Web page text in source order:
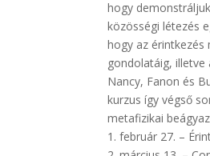
hogy
közösségi létezés
hogy az
gondolatáig, illetve
Nancy, Fanon és
kurzus így végső
metafizikai
1. február 27. –